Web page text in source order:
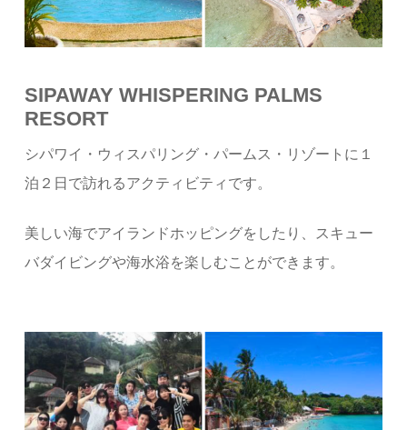
SIPAWAY WHISPERING PALMS
RESORT
シパワイ・ウィスパリング・パームス・リゾートに１
泊２日で訪れるアクティビティです。
美しい海でアイランドホッピングをしたり、スキュー
バダイビングや海水浴を楽しむことができます。